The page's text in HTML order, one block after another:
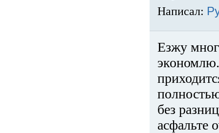
Написал:
Езжу
без
асфальте